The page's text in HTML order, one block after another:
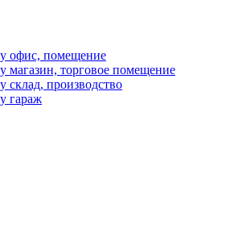
офис, помещение
магазин, торговое помещение
склад, производство
гараж